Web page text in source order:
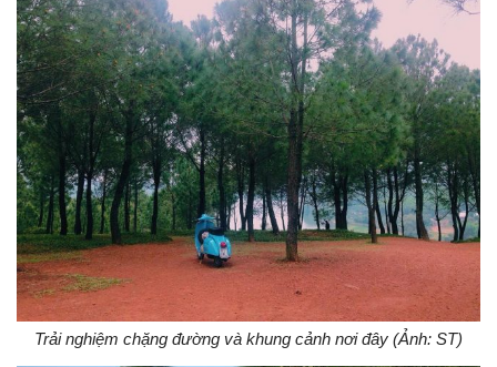
Trải nghiệm chặng đường và khung cảnh nơi đây (Ảnh: ST)